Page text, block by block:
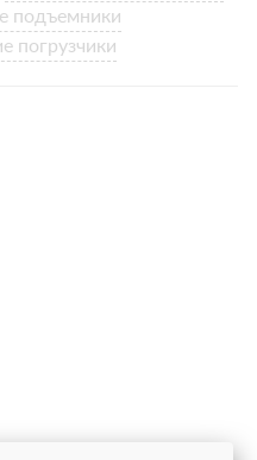
подъемники
погрузчики